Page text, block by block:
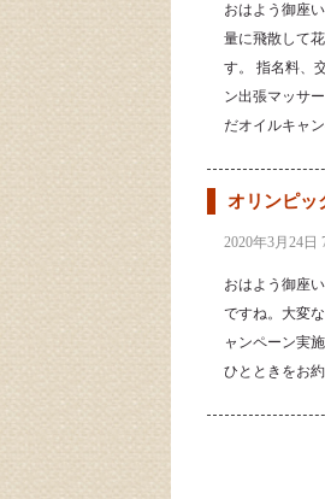
おはよう御座
量に飛散して
す。 指名料、
ン出張マッサ
だオイルキャ
オリンピッ
2020年3月24日
おはよう御座
ですね。大変
ャンペーン実
ひとときをお